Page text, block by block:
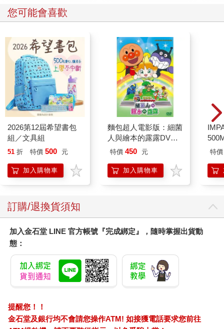
我保持沉默，認真凝視他。他投向我的笑臉，帶有類似當權
者的阿諛。
「他、他、他、他口吃。」
他的崇拜者之一替我回答，大家都扭著身子笑了。嘲笑是多
麼炫目的東西啊。於我，同齡少年那種少年期特有的殘酷笑容，
看似光芒璀璨的葉叢閃閃發亮。
「搞了半天是口吃啊。那你要不要來我們海機學校？甚麼口
我不知怎地，當下突然做出明確的答覆。無關個人意志，話
語就這麼在瞬間流暢迸出。
「不要。我要當和尚。」
眾人鴉雀無聲。少年英雄低下頭，摘下身旁的草莖叼在嘴
「是喔，那麼過幾年後，我也要麻煩你了。」
那年太平洋戰爭已爆發。
等待。總有一天，五月繁花、制服、惡意的同學們，都會投入我
張開的雙手之中。我自覺已把整個世界拖到底層牢牢抓住。……
但這種自覺，要成為少年的驕傲未免過於沉重。
驕傲必須是更輕盈、更明快、清晰可見、燦然生光。我渴望
肉眼可見之物。我渴望任誰都看得見，可以成為我的驕傲的那種
您可能會喜歡
2026第12屆希望書包
組／文具組
51 折 特價 500 元
加入購物車
麵包超人電影版：細菌
人與繪本的露露DVD-
平裝版
特價 450 元
加入購物車
特價
訂購/退換貨須知
加入金石堂 LINE 官方帳號『完成綁定』，隨時掌握出貨動
態：
提醒您！！
金石堂及銀行均不會請您操作ATM! 如接獲電話要求您前往